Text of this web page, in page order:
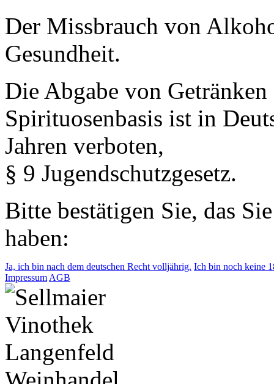
Der Missbrauch von
Gesundheit.
Die Abgabe von
Spirituosenbasis ist in
Jahren verboten,
§ 9 Jugendschutzgesetz.
Bitte bestätigen Sie, das
haben:
Ja, ich bin nach dem deutschen Recht volljährig. Ich bin noch keine
Impressum AGB